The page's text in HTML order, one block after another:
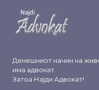
Денешниот начин на
има адвокат.
Затоа Најди Адвокат!